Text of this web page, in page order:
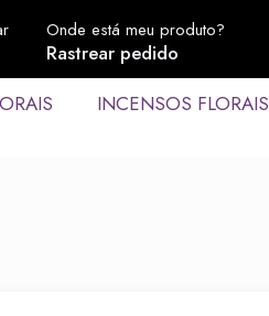
Onde está meu produto?
Rastrear pedido
INCENSOS FLORAIS